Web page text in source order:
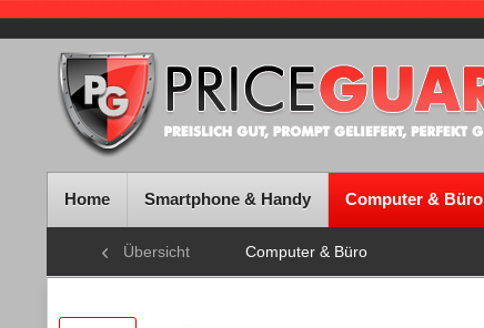
Home Smartphone & Handy Computer & Büro
Übersicht Computer & Büro